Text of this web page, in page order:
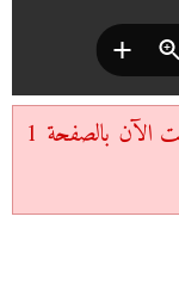
اضغط على الصفحة التالية لمتابعة القراءة. أنت الآن بالصفحة 1